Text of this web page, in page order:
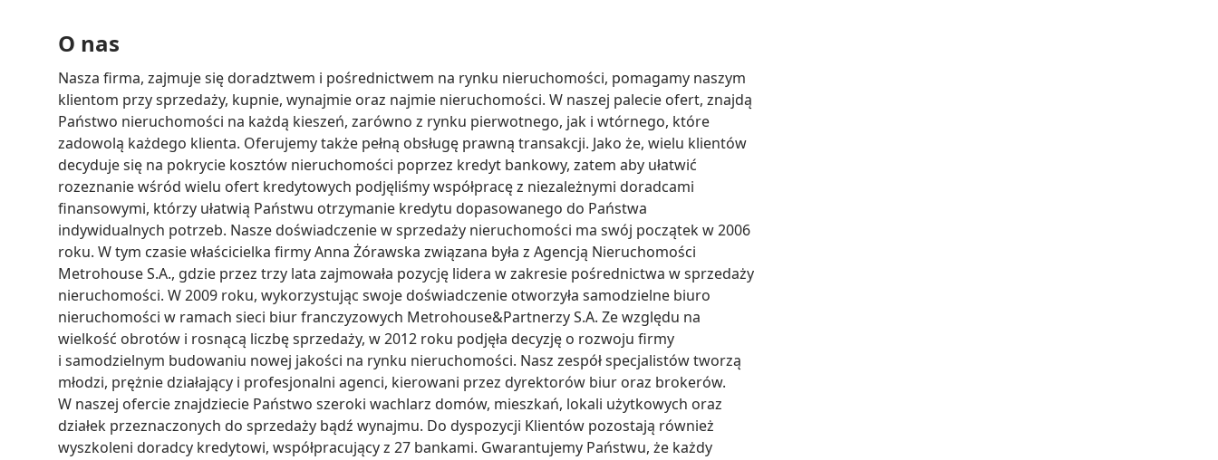
O nas
Nasza firma, zajmuje się doradztwem i pośrednictwem na rynku nieruchomości, pomagamy naszym
klientom przy sprzedaży, kupnie, wynajmie oraz najmie nieruchomości. W naszej palecie ofert, znajdą
Państwo nieruchomości na każdą kieszeń, zarówno z rynku pierwotnego, jak i wtórnego, które
zadowolą każdego klienta. Oferujemy także pełną obsługę prawną transakcji. Jako że, wielu klientów
decyduje się na pokrycie kosztów nieruchomości poprzez kredyt bankowy, zatem aby ułatwić
rozeznanie wśród wielu ofert kredytowych podjęliśmy współpracę z niezależnymi doradcami
finansowymi, którzy ułatwią Państwu otrzymanie kredytu dopasowanego do Państwa
indywidualnych potrzeb. Nasze doświadczenie w sprzedaży nieruchomości ma swój początek w 2006
roku. W tym czasie właścicielka firmy Anna Żórawska związana była z Agencją Nieruchomości
Metrohouse S.A., gdzie przez trzy lata zajmowała pozycję lidera w zakresie pośrednictwa w sprzedaży
nieruchomości. W 2009 roku, wykorzystując swoje doświadczenie otworzyła samodzielne biuro
nieruchomości w ramach sieci biur franczyzowych Metrohouse&Partnerzy S.A. Ze względu na
wielkość obrotów i rosnącą liczbę sprzedaży, w 2012 roku podjęła decyzję o rozwoju firmy
i samodzielnym budowaniu nowej jakości na rynku nieruchomości. Nasz zespół specjalistów tworzą
młodzi, prężnie działający i profesjonalni agenci, kierowani przez dyrektorów biur oraz brokerów.
W naszej ofercie znajdziecie Państwo szeroki wachlarz domów, mieszkań, lokali użytkowych oraz
działek przeznaczonych do sprzedaży bądź wynajmu. Do dyspozycji Klientów pozostają również
wyszkoleni doradcy kredytowi, współpracujący z 27 bankami. Gwarantujemy Państwu, że każdy